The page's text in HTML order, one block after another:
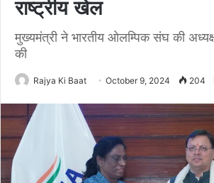
राष्ट्रीय खेल
मुख्यमंत्री ने भारतीय ओलम्पिक संघ की
की
Rajya Ki Baat October 9, 2024 204